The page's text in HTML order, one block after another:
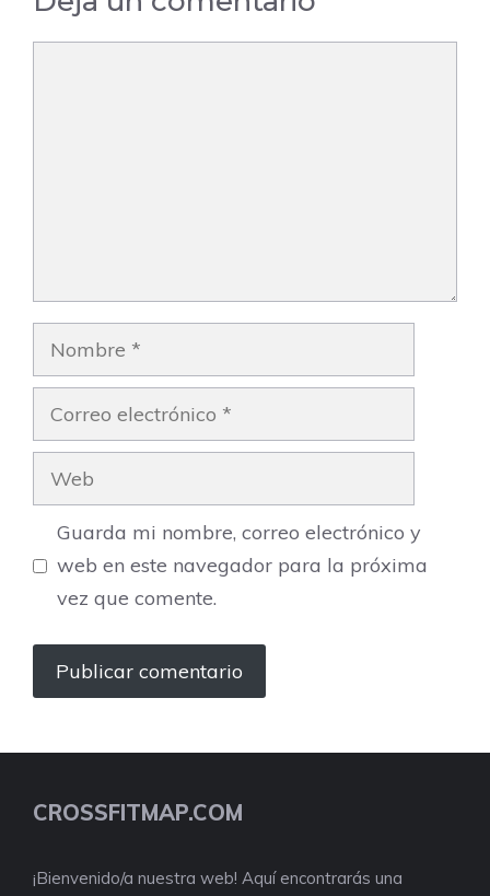
Nombre
Correo
electrónico
Web
Guarda mi nombre, correo electrónico y
web en este navegador para la próxima
vez que comente.
CROSSFITMAP.COM
¡Bienvenido/a nuestra web! Aquí encontrarás una